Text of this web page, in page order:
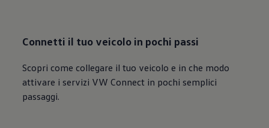
Connetti il tuo veicolo in pochi passi
Scopri come collegare il tuo veicolo e in che modo
attivare i servizi VW Connect in pochi semplici
passaggi.